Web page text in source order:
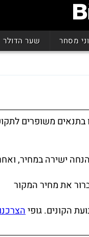
מסחר שער הדולר
בתנאים משופרים
ישירה במחיר,
את מחיר המקור
הקונים. גופי